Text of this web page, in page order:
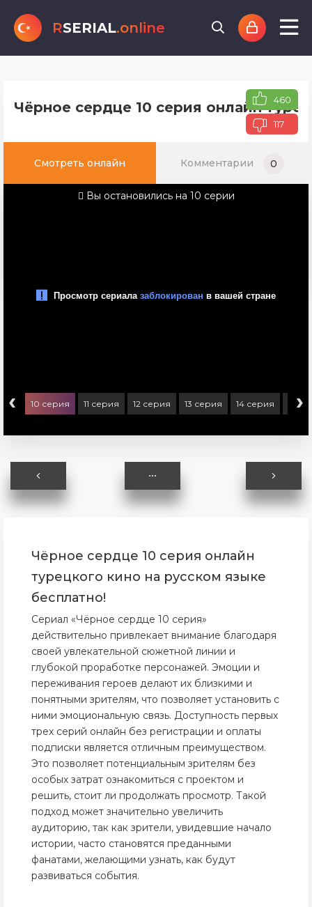
RSERIAL.online
Чёрное сердце 10 серия онлайн 460
117
Смотреть онлайн Комментарии 0
Вы остановились на 10 серии
‹ 10 серия 11 серия 12 серия 13 серия 14 серия 15
›
Чёрное сердце 10 серия онлайн
турецкого кино на русском языке
бесплатно!
Сериал «Чёрное сердце 10 серия»
действительно привлекает внимание благодаря
своей увлекательной сюжетной линии и
глубокой проработке персонажей. Эмоции и
переживания героев делают их близкими и
понятными зрителям, что позволяет установить с
ними эмоциональную связь. Доступность первых
трех серий онлайн без регистрации и оплаты
подписки является отличным преимуществом.
Это позволяет потенциальным зрителям без
особых затрат ознакомиться с проектом и
решить, стоит ли продолжать просмотр. Такой
подход может значительно увеличить
аудиторию, так как зрители, увидевшие начало
истории, часто становятся преданными
фанатами, желающими узнать, как будут
развиваться события.